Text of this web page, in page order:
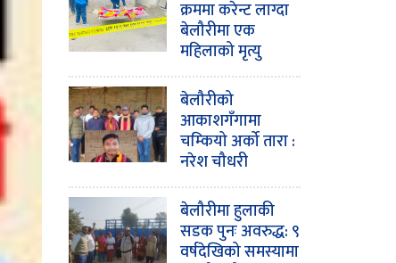
क्रममा करेन्ट लाग्दा
बेलौरीमा एक
महिलाको मृत्यु
बेलौरीको
आकाशगँगामा
चम्कियो अर्को तारा :
नरेश चौधरी
बेलौरीमा हुलाकी
सडक पुनः अवरुद्ध: ९
वर्षदेखिको समस्यामा